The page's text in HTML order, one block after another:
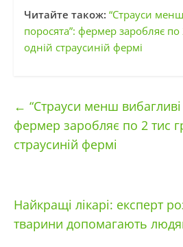
Читайте також: “Страуси
поросята”: фермер заробляє
одній страусиній фермі
← “Страуси менш
фермер заробляє по 2 тис
страусиній фермі
Найкращі лікарі: експерт
тварини допомагають